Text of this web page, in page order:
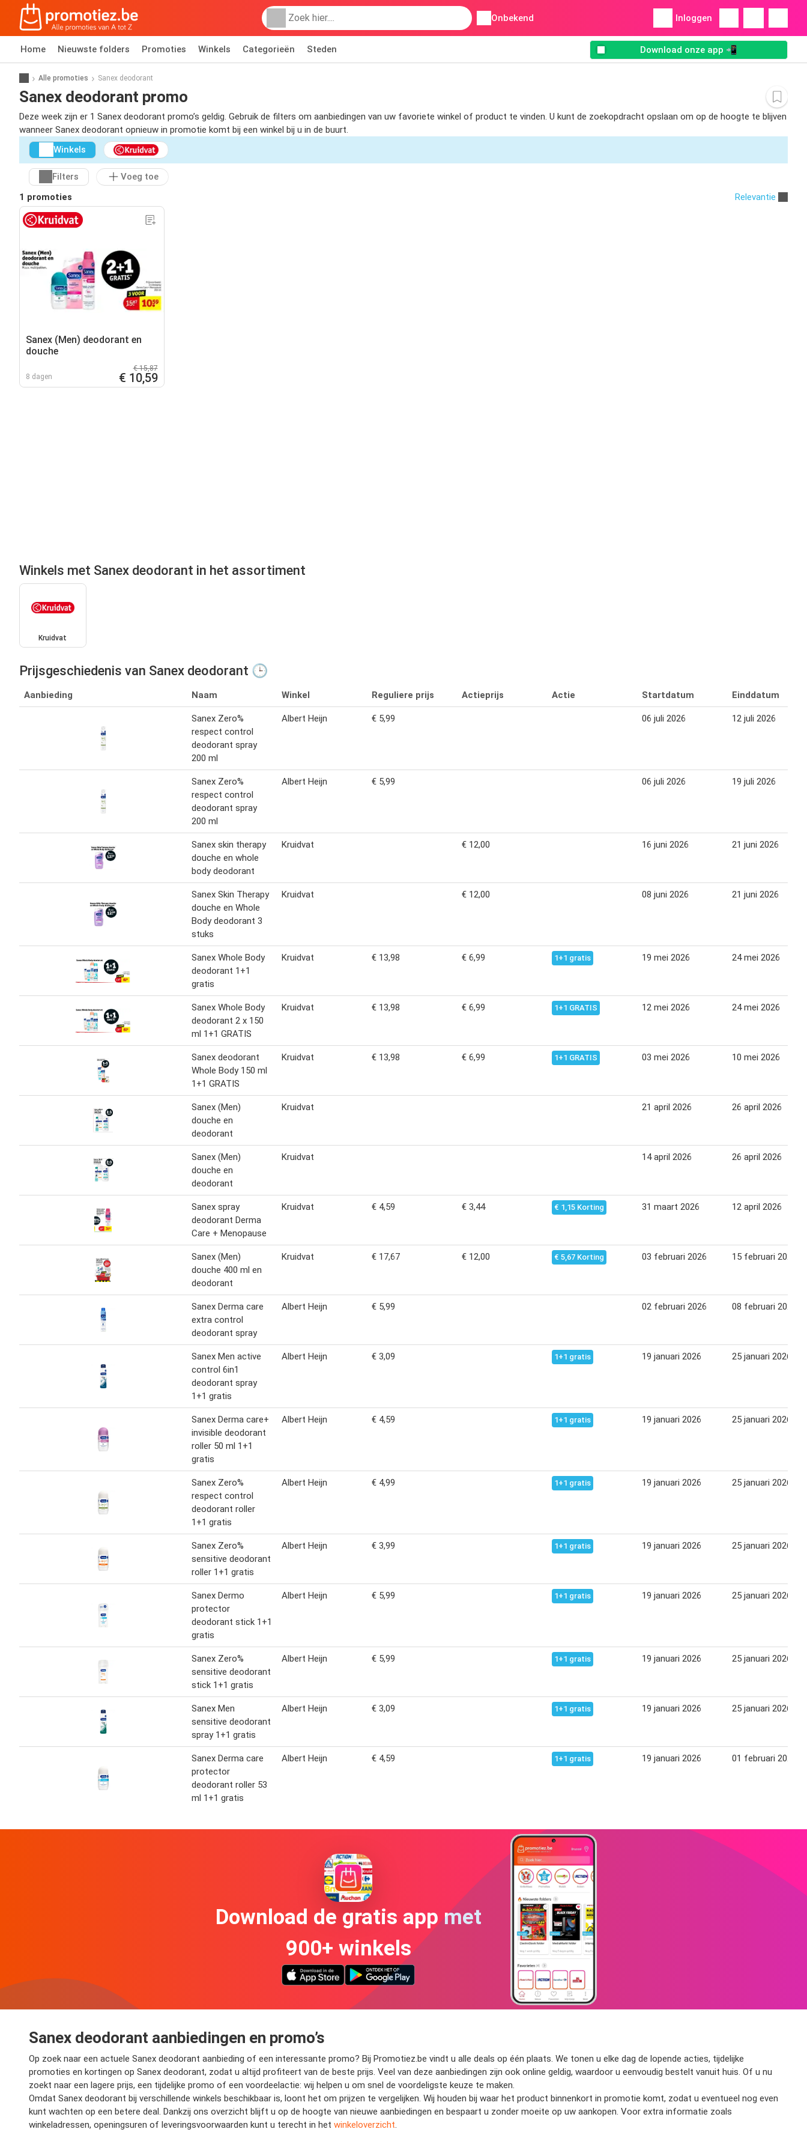
Onbekend Inloggen
Home Nieuwste folders Promoties Winkels Categorieën Steden Download onze app 📲
Alle promoties Sanex deodorant
Sanex deodorant promo
Deze week zijn er 1 Sanex deodorant promo’s geldig. Gebruik de filters om aanbiedingen van uw favoriete winkel of product te vinden. U kunt de zoekopdracht opslaan om op de hoogte te blijven
wanneer Sanex deodorant opnieuw in promotie komt bij een winkel bij u in de buurt.
Winkels
Filters
Voeg toe
1 promoties
Relevantie
Sanex (Men) deodorant en
douche
8 dagen
€ 15,87
€ 10,59
Winkels met Sanex deodorant in het assortiment
Kruidvat
Prijsgeschiedenis van Sanex deodorant 🕒
Aanbieding Naam Winkel Reguliere prijs Actieprijs Actie Startdatum Einddatum
Sanex Zero%
respect control
deodorant spray
200 ml
Albert Heijn € 5,99 06 juli 2026 12 juli 2026
Sanex Zero%
respect control
deodorant spray
200 ml
Albert Heijn € 5,99 06 juli 2026 19 juli 2026
Sanex skin therapy
douche en whole
body deodorant
Kruidvat € 12,00 16 juni 2026 21 juni 2026
Sanex Skin Therapy
douche en Whole
Body deodorant 3
stuks
Kruidvat € 12,00 08 juni 2026 21 juni 2026
Sanex Whole Body
deodorant 1+1
gratis
Kruidvat € 13,98 € 6,99 1+1 gratis 19 mei 2026 24 mei 2026
Sanex Whole Body
deodorant 2 x 150
ml 1+1 GRATIS
Kruidvat € 13,98 € 6,99 1+1 GRATIS 12 mei 2026 24 mei 2026
Sanex deodorant
Whole Body 150 ml
1+1 GRATIS
Kruidvat € 13,98 € 6,99 1+1 GRATIS 03 mei 2026 10 mei 2026
Sanex (Men)
douche en
deodorant
Kruidvat 21 april 2026 26 april 2026
Sanex (Men)
douche en
deodorant
Kruidvat 14 april 2026 26 april 2026
Sanex spray
deodorant Derma
Care + Menopause
Kruidvat € 4,59 € 3,44 € 1,15 Korting 31 maart 2026 12 april 2026
Sanex (Men)
douche 400 ml en
deodorant
Kruidvat € 17,67 € 12,00 € 5,67 Korting 03 februari 2026 15 februari 2026
Sanex Derma care
extra control
deodorant spray
Albert Heijn € 5,99 02 februari 2026 08 februari 2026
Sanex Men active
control 6in1
deodorant spray
1+1 gratis
Albert Heijn € 3,09 1+1 gratis 19 januari 2026 25 januari 2026
Sanex Derma care+
invisible deodorant
roller 50 ml 1+1
gratis
Albert Heijn € 4,59 1+1 gratis 19 januari 2026 25 januari 2026
Sanex Zero%
respect control
deodorant roller
1+1 gratis
Albert Heijn € 4,99 1+1 gratis 19 januari 2026 25 januari 2026
Sanex Zero%
sensitive deodorant
roller 1+1 gratis
Albert Heijn € 3,99 1+1 gratis 19 januari 2026 25 januari 2026
Sanex Dermo
protector
deodorant stick 1+1
gratis
Albert Heijn € 5,99 1+1 gratis 19 januari 2026 25 januari 2026
Sanex Zero%
sensitive deodorant
stick 1+1 gratis
Albert Heijn € 5,99 1+1 gratis 19 januari 2026 25 januari 2026
Sanex Men
sensitive deodorant
spray 1+1 gratis
Albert Heijn € 3,09 1+1 gratis 19 januari 2026 25 januari 2026
Sanex Derma care
protector
deodorant roller 53
ml 1+1 gratis
Albert Heijn € 4,59 1+1 gratis 19 januari 2026 01 februari 2026
Download de gratis app met
900+ winkels
Sanex deodorant aanbiedingen en promo’s
Op zoek naar een actuele Sanex deodorant aanbieding of een interessante promo? Bij Promotiez.be vindt u alle deals op één plaats. We tonen u elke dag de lopende acties, tijdelijke
promoties en kortingen op Sanex deodorant, zodat u altijd profiteert van de beste prijs. Veel van deze aanbiedingen zijn ook online geldig, waardoor u eenvoudig bestelt vanuit huis. Of u nu
zoekt naar een lagere prijs, een tijdelijke promo of een voordeelactie: wij helpen u om snel de voordeligste keuze te maken.
Omdat Sanex deodorant bij verschillende winkels beschikbaar is, loont het om prijzen te vergelijken. Wij houden bij waar het product binnenkort in promotie komt, zodat u eventueel nog even
kunt wachten op een betere deal. Dankzij ons overzicht blijft u op de hoogte van nieuwe aanbiedingen en bespaart u zonder moeite op uw aankopen. Voor extra informatie zoals
winkeladressen, openingsuren of leveringsvoorwaarden kunt u terecht in het winkeloverzicht.